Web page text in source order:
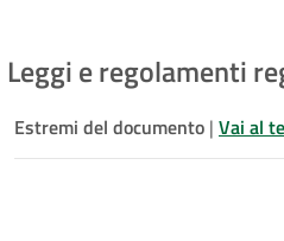
Leggi e regolamenti
Estremi del documento | Vai al